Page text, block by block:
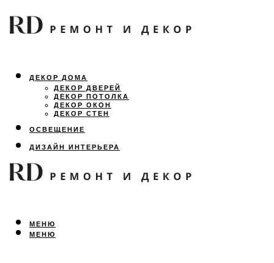
ДЕКОР ДОМА
ДЕКОР ДВЕРЕЙ
ДЕКОР ПОТОЛКА
ДЕКОР ОКОН
ДЕКОР СТЕН
ОСВЕЩЕНИЕ
ДИЗАЙН ИНТЕРЬЕРА
ЛАНДШАФТНЫЙ ДИЗАЙН
ВСЕ ПРО РЕМОНТ
МЕНЮ
МЕНЮ